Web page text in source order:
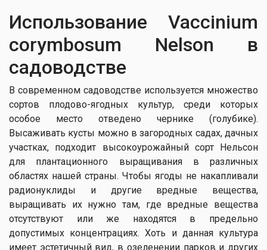
Использование Vaccinium
corymbosum Nelson в
садоводстве
В современном садоводстве используется множество
сортов плодово-ягодных культур, среди которых
особое место отведено чернике (голубике).
Высаживать кусты можно в загородных садах, дачных
участках, подходит высокоурожайный сорт Нельсон
для плантационного выращивания в различных
областях нашей страны. Чтобы ягоды не накапливали
радионуклиды и другие вредные вещества,
выращивать их нужно там, где вредные вещества
отсутствуют или же находятся в предельно
допустимых концентрациях. Хоть и данная культура
имеет эстетичный вид, в озеленении парков и других